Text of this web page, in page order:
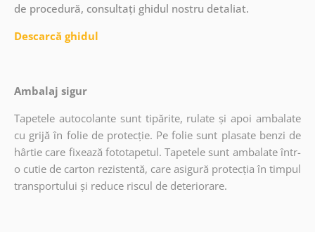
de procedură, consultați ghidul nostru detaliat.
Descarcă ghidul
Ambalaj sigur
Tapetele autocolante sunt tipărite, rulate și apoi ambalate
cu grijă în folie de protecție. Pe folie sunt plasate benzi de
hârtie care fixează fototapetul. Tapetele sunt ambalate într-
o cutie de carton rezistentă, care asigură protecția în timpul
transportului și reduce riscul de deteriorare.